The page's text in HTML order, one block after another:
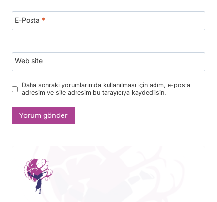
E-Posta *
Web site
Daha sonraki yorumlarımda kullanılması için adım, e-posta
adresim ve site adresim bu tarayıcıya kaydedilsin.